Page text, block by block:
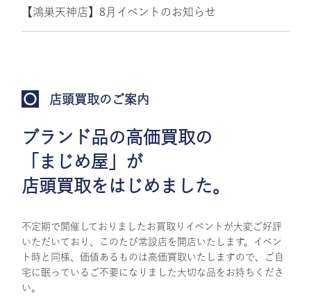
【鴻巣天神店】8月イベントのお知らせ
店頭買取のご案内
ブランド品の高価買取の
「まじめ屋」が
店頭買取をはじめました。
不定期で開催しておりましたお買取りイベントが大変ご好評
いただいており、このたび常設店を開店いたします。イベン
ト時と同様、価値あるものは高価買取いたしますので、ご自
宅に眠っているご不要になりました大切な品をお持ちくださ
い。